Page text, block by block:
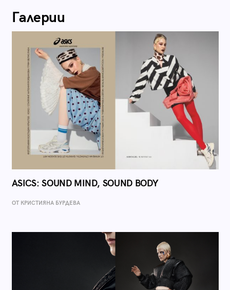
Галерии
ASICS: SOUND MIND, SOUND BODY
ОТ КРИСТИЯНА БУРДЕВА